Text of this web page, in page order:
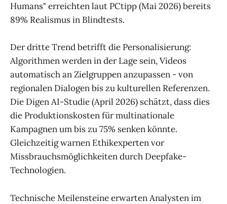
Humans" erreichten laut PCtipp (Mai 2026) bereits
89% Realismus in Blindtests.
Der dritte Trend betrifft die Personalisierung:
Algorithmen werden in der Lage sein, Videos
automatisch an Zielgruppen anzupassen - von
regionalen Dialogen bis zu kulturellen Referenzen.
Die Digen AI-Studie (April 2026) schätzt, dass dies
die Produktionskosten für multinationale
Kampagnen um bis zu 75% senken könnte.
Gleichzeitig warnen Ethikexperten vor
Missbrauchsmöglichkeiten durch Deepfake-
Technologien.
Technische Meilensteine erwarten Analysten im